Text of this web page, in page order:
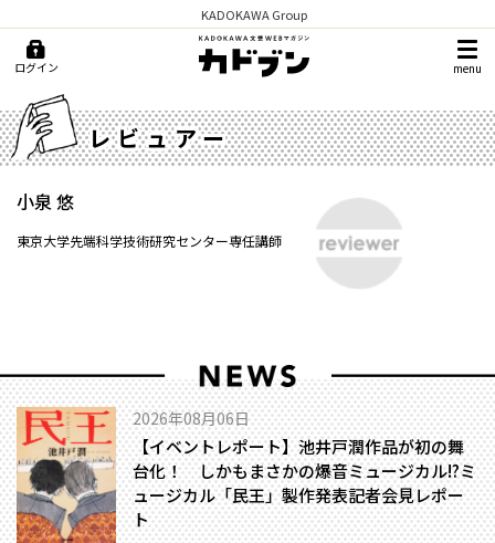
KADOKAWA Group
ログイン menu
レビュアー
小泉 悠
東京大学先端科学技術研究センター専任講師
2026年08月06日
【イベントレポート】池井戸潤作品が初の舞
台化！ しかもまさかの爆音ミュージカル!?――ミ
ュージカル「民王」製作発表記者会見レポー
ト